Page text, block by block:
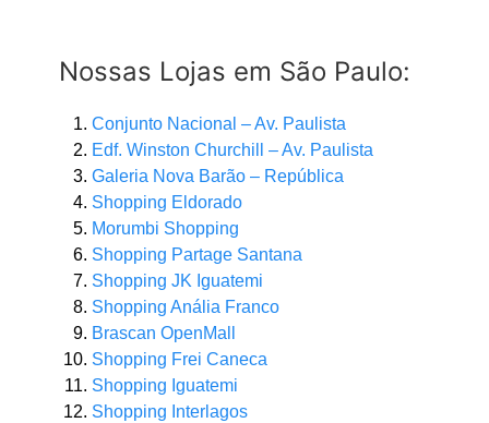
Nossas Lojas em São Paulo:
Conjunto Nacional – Av. Paulista
Edf. Winston Churchill – Av. Paulista
Galeria Nova Barão – República
Shopping Eldorado
Morumbi Shopping
Shopping Partage Santana
Shopping JK Iguatemi
Shopping Anália Franco
Brascan OpenMall
Shopping Frei Caneca
Shopping Iguatemi
Shopping Interlagos